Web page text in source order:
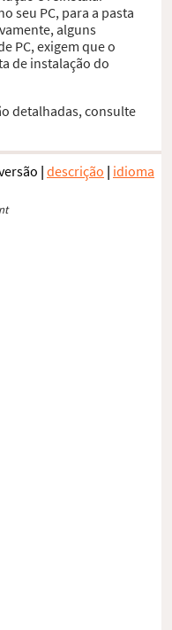
seu PC, para a pasta
alguns
PC, exigem que o
de instalação do
detalhadas, consulte
| descrição | idioma